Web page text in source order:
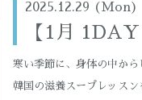
2025.12.29 (Mon)
【1月
寒い季節に、身体の中から
韓国の滋養スープレッス